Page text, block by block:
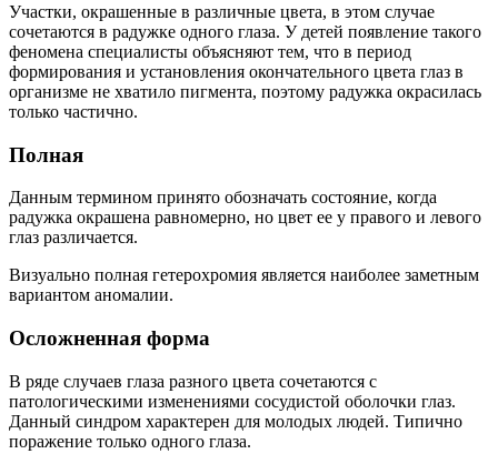
Участки, окрашенные в различные цвета, в этом случае
сочетаются в радужке одного глаза. У детей появление такого
феномена специалисты объясняют тем, что в период
формирования и установления окончательного цвета глаз в
организме не хватило пигмента, поэтому радужка окрасилась
только частично.
Полная
Данным термином принято обозначать состояние, когда
радужка окрашена равномерно, но цвет ее у правого и левого
глаз различается.
Визуально полная гетерохромия является наиболее заметным
вариантом аномалии.
Осложненная форма
В ряде случаев глаза разного цвета сочетаются с
патологическими изменениями сосудистой оболочки глаз.
Данный синдром характерен для молодых людей. Типично
поражение только одного глаза.